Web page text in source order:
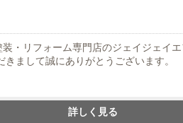
・リフォーム専門店のジェイジェイエ
きまして誠にありがとうございます。
詳しく見る